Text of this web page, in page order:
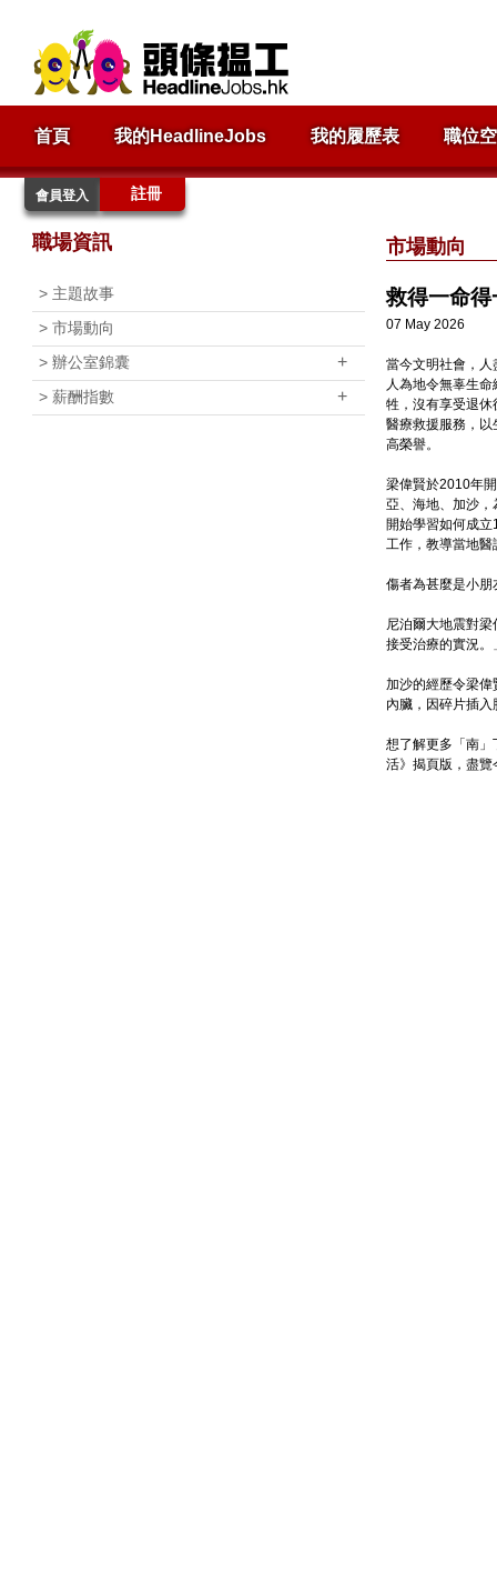
首頁 我的HeadlineJobs 我的履歷表 職位
會員登入 註冊
職場資訊
> 主題故事
> 市場動向
> 辦公室錦囊 +
> 薪酬指數 +
市場動向
救得一命得
07 May 2026
當今文明社會，
人為地令無辜生
牲，沒有享受退
醫療救援服務，
高榮譽。
梁偉賢於2010年
亞、海地、加沙
開始學習如何成
工作，教導當地
傷者為甚麼是小朋
尼泊爾大地震對
接受治療的實況
加沙的經歷令梁
內臟，因碎片插
想了解更多「南
活》揭頁版，盡覽